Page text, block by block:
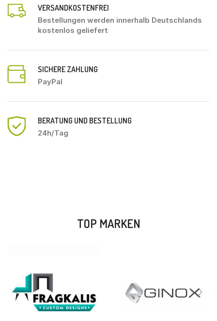
VERSANDKOSTENFREI
Bestellungen werden innerhalb Deutschlands
kostenlos geliefert
SICHERE ZAHLUNG
PayPal
BERATUNG UND BESTELLUNG
24h/Tag
TOP MARKEN